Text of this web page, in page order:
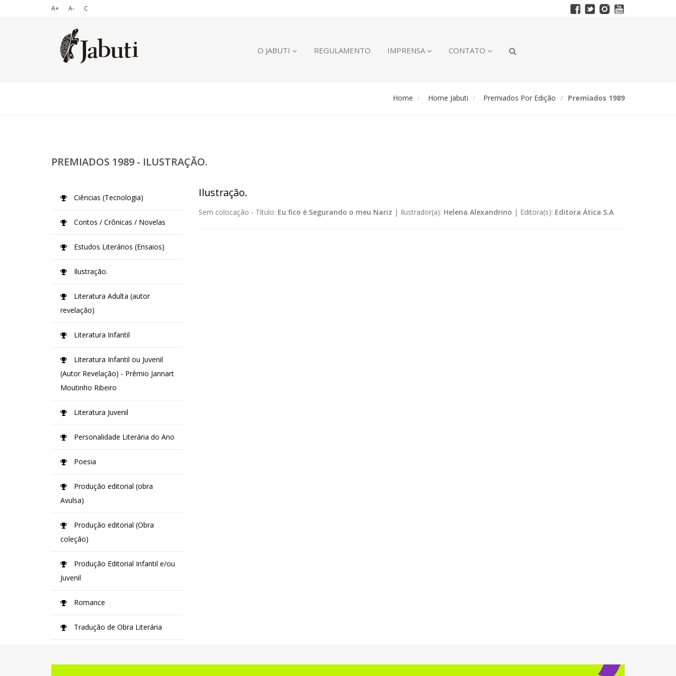
A+ A- C
O JABUTI REGULAMENTO IMPRENSA CONTATO
Home Home Jabuti Premiados Por Edição Premiados 1989
PREMIADOS 1989 - ILUSTRAÇÃO.
Ilustração.
Sem colocação - Título: Eu fico é Segurando o meu Nariz | Ilustrador(a): Helena Alexandrino | Editora(s): Editora Ática S.A
Ciências (Tecnologia)
Contos / Crônicas / Novelas
Estudos Literários (Ensaios)
Ilustração.
Literatura Adulta (autor
revelação)
Literatura Infantil
Literatura Infantil ou Juvenil
(Autor Revelação) - Prêmio Jannart
Moutinho Ribeiro
Literatura Juvenil
Personalidade Literária do Ano
Poesia
Produção editorial (obra
Avulsa)
Produção editorial (Obra
coleção)
Produção Editorial Infantil e/ou
Juvenil
Romance
Tradução de Obra Literária